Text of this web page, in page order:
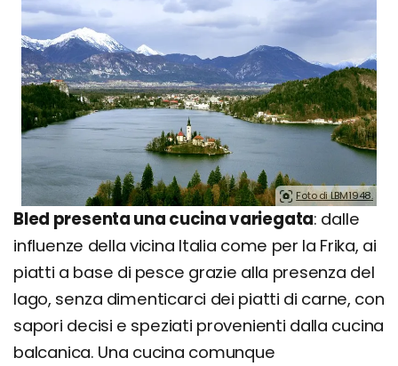
Foto di LBM1948.
Bled presenta una cucina variegata: dalle
influenze della vicina Italia come per la Frika, ai
piatti a base di pesce grazie alla presenza del
lago, senza dimenticarci dei piatti di carne, con
sapori decisi e speziati provenienti dalla cucina
balcanica. Una cucina comunque